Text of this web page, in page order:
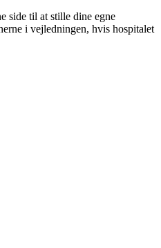
side til at stille dine egne
i vejledningen, hvis hospitalet